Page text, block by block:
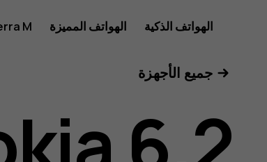
دليل
مستخدم
الهواتف الذكية الهواتف المميزة M
جميع الأجهزة